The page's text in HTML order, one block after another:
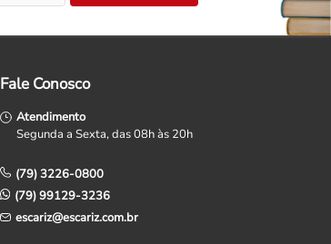
Fale Conosco
Atendimento
Segunda a Sexta, das 08h às 20h
(79) 3226-0800
(79) 99129-3236
escariz@escariz.com.br